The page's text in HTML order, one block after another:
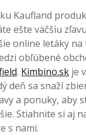
Kaufland
ešte väčšiu
online letáky
obľúbené
. Kimbino.sk je
deň sa snaží
a ponuky, aby
Stiahnite si aj
s nami.